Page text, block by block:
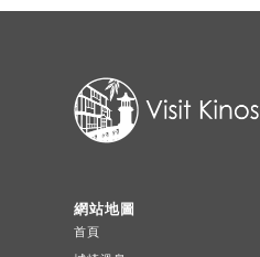
網站地圖
首頁